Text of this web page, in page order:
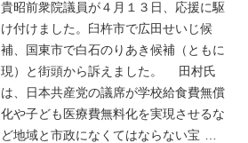
貴昭前衆院議員が４月１３日、応援に駆
け付けました。臼杵市で広田せいじ候
補、国東市で白石のりあき候補（ともに
現）と街頭から訴えました。 田村氏
は、日本共産党の議席が学校給食費無償
化や子ども医療費無料化を実現させるな
ど地域と市政になくてはならない宝 …